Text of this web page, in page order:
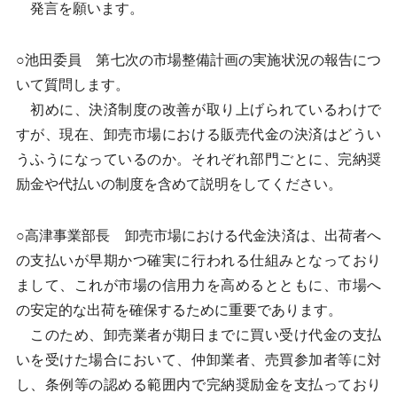
発言を願います。
○池田委員 第七次の市場整備計画の実施状況の報告につ
いて質問します。
初めに、決済制度の改善が取り上げられているわけで
すが、現在、卸売市場における販売代金の決済はどうい
うふうになっているのか。それぞれ部門ごとに、完納奨
励金や代払いの制度を含めて説明をしてください。
○高津事業部長 卸売市場における代金決済は、出荷者へ
の支払いが早期かつ確実に行われる仕組みとなっており
まして、これが市場の信用力を高めるとともに、市場へ
の安定的な出荷を確保するために重要であります。
このため、卸売業者が期日までに買い受け代金の支払
いを受けた場合において、仲卸業者、売買参加者等に対
し、条例等の認める範囲内で完納奨励金を支払っており